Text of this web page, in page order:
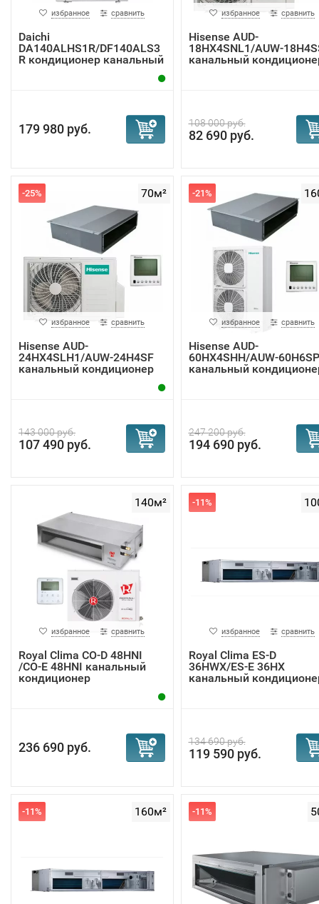
избранное сравнить
Daichi
DA140ALHS1R/DF140ALS3
R кондиционер канальный
179 980 руб.
избранное сравнить
Hisense AUD-
18HX4SNL1/AUW-
канальный
108 000 руб.
82 690 руб.
70м²
-25%
избранное сравнить
Hisense AUD-
24HX4SLH1/AUW-24H4SF
канальный кондиционер
143 000 руб.
107 490 руб.
-21%
избранное сравнить
Hisense AUD-
60HX4SHH/AUW-
канальный
247 200 руб.
194 690 руб.
140м²
избранное сравнить
Royal Clima CO-D 48HNI
/CO-E 48HNI канальный
кондиционер
236 690 руб.
-11%
избранное сравнить
Royal Clima ES-D
36HWX/ES-E 36HX
канальный
134 690 руб.
119 590 руб.
160м²
-11% -11%